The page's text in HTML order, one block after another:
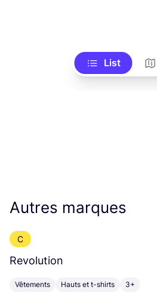
List
Autres marques
C
Revolution
Vêtements Hauts et t-shirts 3+